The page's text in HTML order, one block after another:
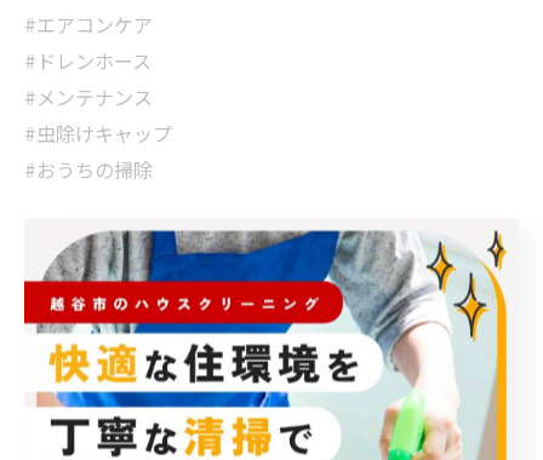
#エアコンケア
#ドレンホース
#メンテナンス
#虫除けキャップ
#おうちの掃除
< 前のページ 一覧に戻る 次のページ >